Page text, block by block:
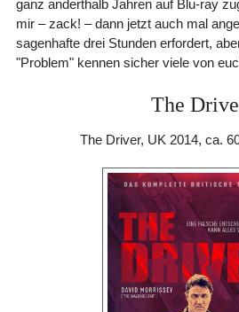
ganz anderthalb Jahren auf Blu-ray
mir – zack! – dann jetzt auch mal
sagenhafte drei Stunden erfordert,
"Problem" kennen sicher viele von
The
The Driver, UK 2014, ca.